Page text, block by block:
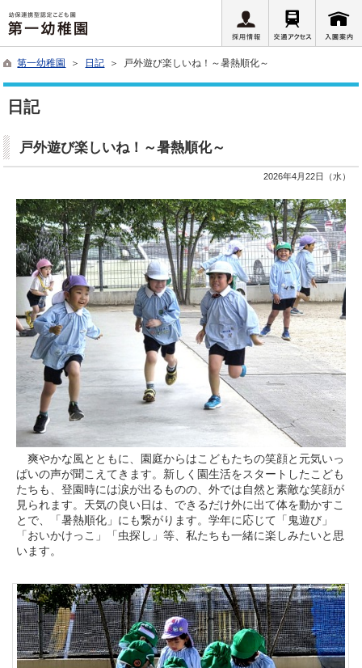
第一幼稚園 ＞ 日記 ＞ 戸外遊び楽しいね！～暑熱順化～
日記
戸外遊び楽しいね！～暑熱順化～
2026年4月22日（水）
爽やかな風とともに、園庭からはこどもたちの笑顔と元気いっ
ぱいの声が聞こえてきます。新しく園生活をスタートしたこども
たちも、登園時には涙が出るものの、外では自然と素敵な笑顔が
見られます。天気の良い日は、できるだけ外に出て体を動かすこ
とで、「暑熱順化」にも繋がります。学年に応じて「鬼遊び」
「おいかけっこ」「虫探し」等、私たちも一緒に楽しみたいと思
います。